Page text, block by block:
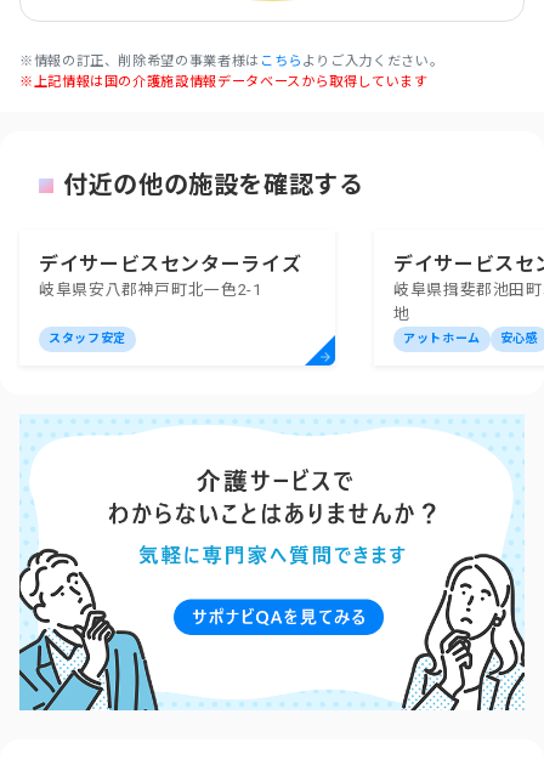
※情報の訂正、削除希望の事業者様は こちら よりご入力ください。
※上記情報は国の介護施設情報データベースから取得しています
付近の他の施設を確認する
デイサービスセンターライズ
岐阜県安八郡神戸町北一色2-1
スタッフ安定
デイサービスセ
レッジ新生苑
岐阜県揖斐郡池田
地
アットホーム 安心感